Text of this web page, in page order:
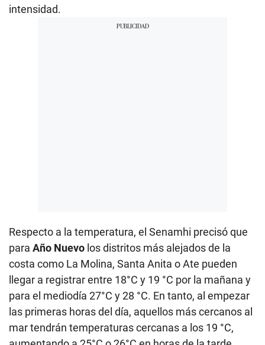
intensidad.
Respecto a la temperatura, el Senamhi precisó que
para Año Nuevo los distritos más alejados de la
costa como La Molina, Santa Anita o Ate pueden
llegar a registrar entre 18°C y 19 °C por la mañana y
para el mediodía 27°C y 28 °C. En tanto, al empezar
las primeras horas del día, aquellos más cercanos al
mar tendrán temperaturas cercanas a los 19 °C,